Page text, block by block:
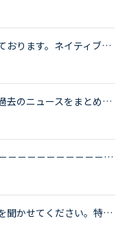
講師のレベルについてとても気になっております。ネイティブキャンプをはじめて3年です。文法と発音の基礎から始めてきたおかげで、段々と言いたいことを表現でき、先生の話していることもほぼ理解できるようにな...
デイリーニュースではなくて、普通の過去のニュースをまとめた方のニュースの受講について、受講経験のある方教えてください。昨日初めてニュース中級を3つ受けました。スクリプトを見ずに、最初にオーディオを聞...
【デイリーニュース学習用トピック】－－－－－－－－－－－－－－－－－－－－－デイリーニュースの学習の効果を上げるために、記事について意見を交換したり、記事の中の単語や文法についての発見や質問を投稿...
教材の検索の仕方について、アイデアを聞かせてください。特定の文法について勉強したいときに、教材を検索しにくいなぁ〜と思うのですが、どのようにして皆さん探されますか？例えば、受動態についてとか、分詞...